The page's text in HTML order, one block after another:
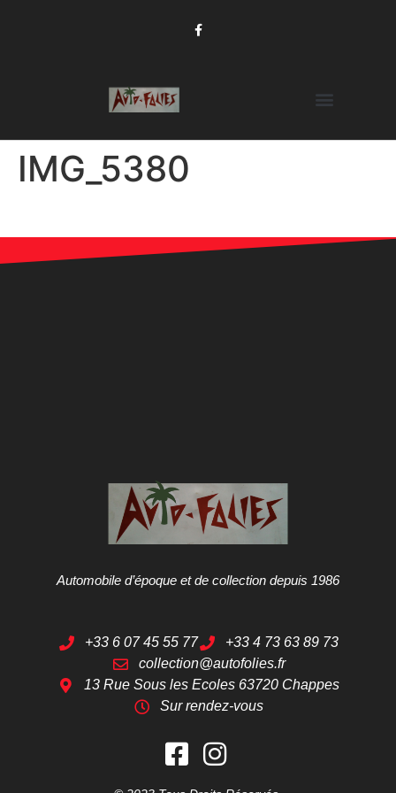
IMG_5380
Automobile d’époque et de collection depuis 1986
+33 6 07 45 55 77
+33 4 73 63 89 73
collection@autofolies.fr
13 Rue Sous les Ecoles 63720 Chappes
Sur rendez-vous